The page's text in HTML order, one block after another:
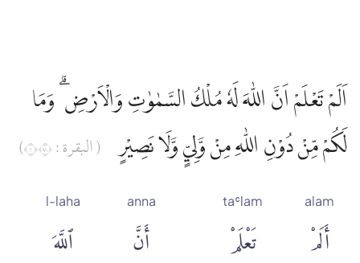
اَلَمْ تَعْلَمْ اَنَّ اللّٰهَ لَهٗ مُلْكُ السَّمٰوٰتِ وَالْاَرْضِ ۗ وَمَا
لَكُمْ مِّنْ دُوْنِ اللّٰهِ مِنْ وَّلِيٍّ وَّلَا نَصِيْرٍ
( البقرة : ١٠٧)
alam
أَلَمْ
taʿlam
تَعْلَمْ
anna
أَنَّ
l-laha
ٱللَّهَ